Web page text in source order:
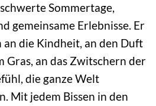
Sommertage,
gemeinsame Erlebnisse. Er
die Kindheit, an den Duft
Gras, an das Zwitschern der
die ganze Welt
Mit jedem Bissen in den